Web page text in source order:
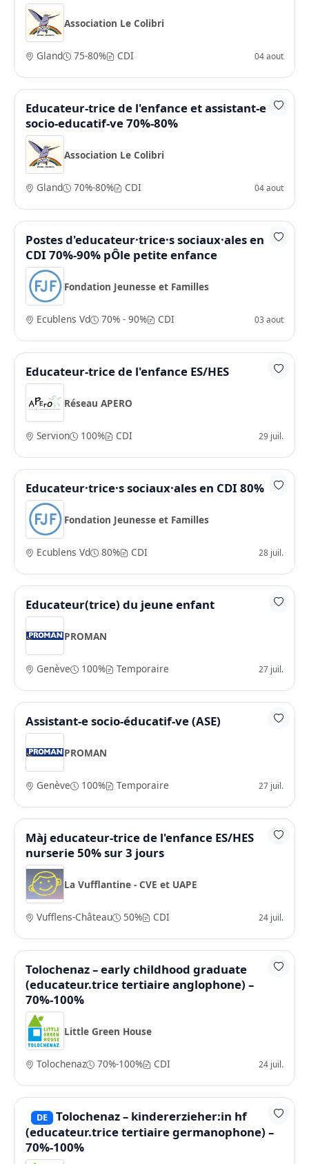
Association Le Colibri
Gland 75-80% CDI 04 aout
Educateur-trice de l'enfance et assistant-e
socio-educatif-ve 70%-80%
Association Le Colibri
Gland 70%-80% CDI 04 aout
Postes d'educateur·trice·s sociaux·ales en
CDI 70%-90% pÔle petite enfance
Fondation Jeunesse et Familles
Ecublens Vd 70% - 90% CDI 03 aout
Educateur-trice de l'enfance ES/HES
Réseau APERO
Servion 100% CDI 29 juil.
Educateur·trice·s sociaux·ales en CDI 80%
Fondation Jeunesse et Familles
Ecublens Vd 80% CDI 28 juil.
Educateur(trice) du jeune enfant
PROMAN
Genève 100% Temporaire 27 juil.
Assistant-e socio-éducatif-ve (ASE)
PROMAN
Genève 100% Temporaire 27 juil.
Màj educateur-trice de l'enfance ES/HES
nurserie 50% sur 3 jours
La Vufflantine - CVE et UAPE
Vufflens-Château 50% CDI 24 juil.
Tolochenaz – early childhood graduate
(educateur.trice tertiaire anglophone) –
70%-100%
Little Green House
Tolochenaz 70%-100% CDI 24 juil.
DE
Tolochenaz – kindererzieher:in hf
(educateur.trice tertiaire germanophone) –
70%-100%